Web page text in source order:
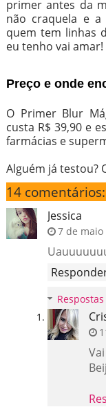
primer antes da
não craquela e a
quem tem linhas
eu tenho vai amar!
Preço e onde
O Primer Blur
custa R$ 39,90 e
farmácias e
Alguém já testou?
14 comentários:
Jessica
7 de maio
Respostas